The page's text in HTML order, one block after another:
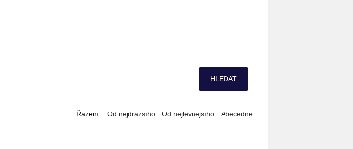
Řazení: Od nejdražšího Od nejlevnějšího Abecedně